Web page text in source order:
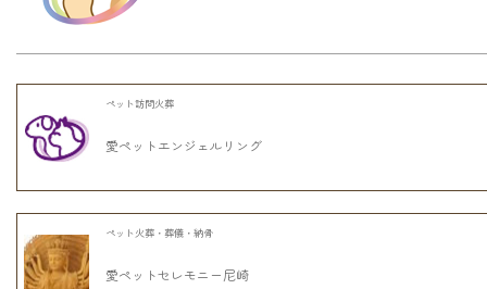
ペット訪問火葬
愛ペットエンジェルリング
ペット火葬・葬儀・納骨
愛ペットセレモニー尼崎